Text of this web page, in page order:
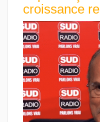
croissance